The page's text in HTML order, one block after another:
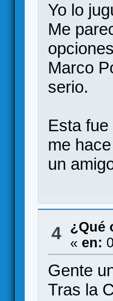
Yo lo
Me
Marco
serio.
Esta
me
un
4 ¿Qué
« en:
Gente
Tras la